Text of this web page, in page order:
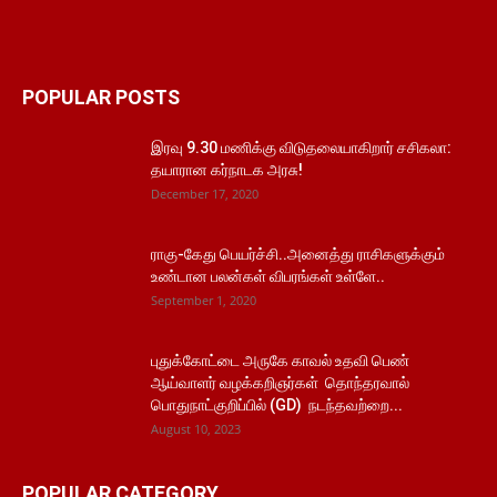
POPULAR POSTS
இரவு 9.30 மணிக்கு விடுதலையாகிறார் சசிகலா:
தயாரான கர்நாடக அரசு!
December 17, 2020
ராகு-கேது பெயர்ச்சி..அனைத்து ராசிகளுக்கும்
உண்டான பலன்கள் விபரங்கள் உள்ளே..
September 1, 2020
புதுக்கோட்டை அருகே காவல் உதவி பெண்
ஆய்வாளர் வழக்கறிஞர்கள் தொந்தரவால்
பொதுநாட்குறிப்பில் (GD) நடந்தவற்றை...
August 10, 2023